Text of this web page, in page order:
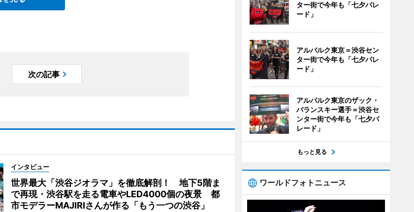
次の記事
インタビュー
世界最大「渋谷ジオラマ」を徹底解剖！ 地下5階ま
で再現・渋谷駅を走る電車やLED4000個の夜景 都
市モデラーMAJIRIさんが作る「もう一つの渋谷」
ター街で今年も「七夕パレ
ード」
アルバルク東京＝渋谷セン
ター街で今年も「七夕パレ
ード」
アルバルク東京のザック・
バランスキー選手＝渋谷セ
ンター街で今年も「七夕パ
レード」
もっと見る
ワールドフォトニュース